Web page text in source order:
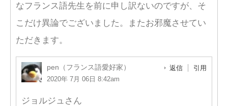
なフランス語先生を前に申し訳ないのですが、そ
こだけ異論でございました。またお邪魔させてい
ただきます。
pen（フランス語愛好家）
2020年 7月 06日 8:42am
返信 引用
ジョルジュさん